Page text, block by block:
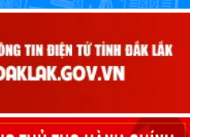
luận về phân cấp, phân quyền
địa phương 2 cấp